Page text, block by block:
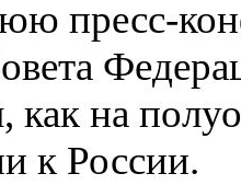
пресс-
на
к России.